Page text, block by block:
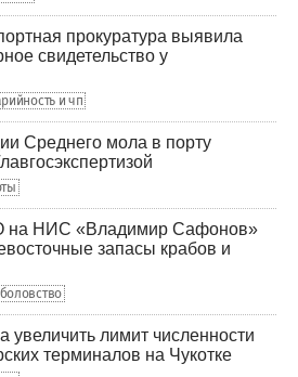
прокуратура выявила
свидетельство у
и чп
Среднего мола в порту
на НИС «Владимир Сафонов»
запасы крабов и
лимит численности
терминалов на Чукотке